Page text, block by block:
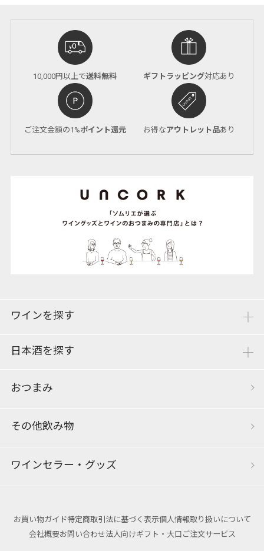
10,000円以上で送料無料 ギフトラッピング対応あり
ご注文金額の1%ポイント還元 お得なアウトレット品あり
ワインを探す
日本酒を探す
おつまみ
その他飲み物
ワインセラー・グッズ
お買い物ガイド特定商取引法に基づく表示個人情報取り扱いについて
会社概要お問い合わせ法人向けギフト・大口ご注文サービス